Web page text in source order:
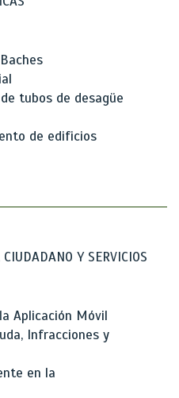
tubos de desagüe
de edificios
Y SERVICIOS
Aplicación Móvil
Infracciones y
en la